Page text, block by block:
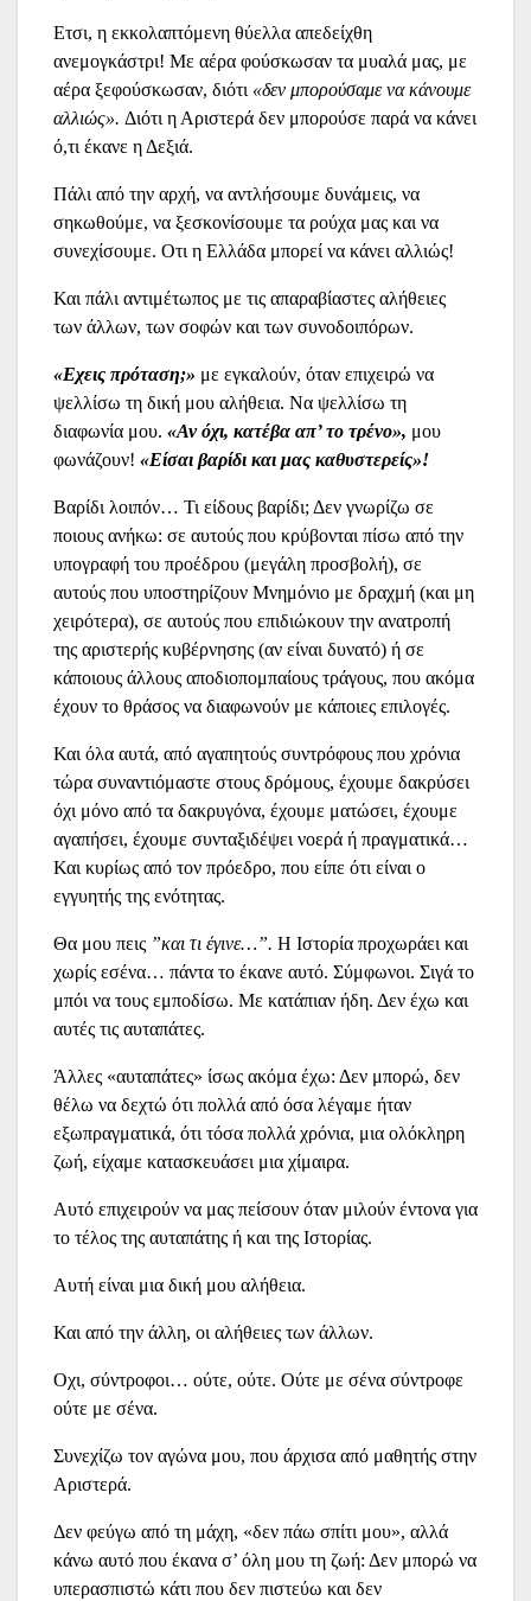
Ετσι, η εκκολαπτόμενη θύελλα απεδείχθη
ανεμογκάστρι! Με αέρα φούσκωσαν τα μυαλά μας, με
αέρα ξεφούσκωσαν, διότι «δεν μπορούσαμε να κάνουμε
αλλιώς». Διότι η Αριστερά δεν μπορούσε παρά να κάνει
ό,τι έκανε η Δεξιά.
Πάλι από την αρχή, να αντλήσουμε δυνάμεις, να
σηκωθούμε, να ξεσκονίσουμε τα ρούχα μας και να
συνεχίσουμε. Οτι η Ελλάδα μπορεί να κάνει αλλιώς!
Και πάλι αντιμέτωπος με τις απαραβίαστες αλήθειες
των άλλων, των σοφών και των συνοδοιπόρων.
«Εχεις πρόταση;» με εγκαλούν, όταν επιχειρώ να
ψελλίσω τη δική μου αλήθεια. Να ψελλίσω τη
διαφωνία μου. «Αν όχι, κατέβα απ’ το τρένο», μου
φωνάζουν! «Είσαι βαρίδι και μας καθυστερείς»!
Βαρίδι λοιπόν… Τι είδους βαρίδι; Δεν γνωρίζω σε
ποιους ανήκω: σε αυτούς που κρύβονται πίσω από την
υπογραφή του προέδρου (μεγάλη προσβολή), σε
αυτούς που υποστηρίζουν Μνημόνιο με δραχμή (και μη
χειρότερα), σε αυτούς που επιδιώκουν την ανατροπή
της αριστερής κυβέρνησης (αν είναι δυνατό) ή σε
κάποιους άλλους αποδιοπομπαίους τράγους, που ακόμα
έχουν το θράσος να διαφωνούν με κάποιες επιλογές.
Και όλα αυτά, από αγαπητούς συντρόφους που χρόνια
τώρα συναντιόμαστε στους δρόμους, έχουμε δακρύσει
όχι μόνο από τα δακρυγόνα, έχουμε ματώσει, έχουμε
αγαπήσει, έχουμε συνταξιδέψει νοερά ή πραγματικά…
Και κυρίως από τον πρόεδρο, που είπε ότι είναι ο
εγγυητής της ενότητας.
Θα μου πεις ”και τι έγινε…”. Η Ιστορία προχωράει και
χωρίς εσένα… πάντα το έκανε αυτό. Σύμφωνοι. Σιγά το
μπόι να τους εμποδίσω. Με κατάπιαν ήδη. Δεν έχω και
αυτές τις αυταπάτες.
Άλλες «αυταπάτες» ίσως ακόμα έχω: Δεν μπορώ, δεν
θέλω να δεχτώ ότι πολλά από όσα λέγαμε ήταν
εξωπραγματικά, ότι τόσα πολλά χρόνια, μια ολόκληρη
ζωή, είχαμε κατασκευάσει μια χίμαιρα.
Αυτό επιχειρούν να μας πείσουν όταν μιλούν έντονα για
το τέλος της αυταπάτης ή και της Ιστορίας.
Αυτή είναι μια δική μου αλήθεια.
Και από την άλλη, οι αλήθειες των άλλων.
Οχι, σύντροφοι… ούτε, ούτε. Ούτε με σένα σύντροφε
ούτε με σένα.
Συνεχίζω τον αγώνα μου, που άρχισα από μαθητής στην
Αριστερά.
Δεν φεύγω από τη μάχη, «δεν πάω σπίτι μου», αλλά
κάνω αυτό που έκανα σ’ όλη μου τη ζωή: Δεν μπορώ να
υπερασπιστώ κάτι που δεν πιστεύω και δεν